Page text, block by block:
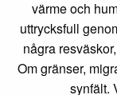
värme och
uttrycksfull
några
Om gränser,
synfält.